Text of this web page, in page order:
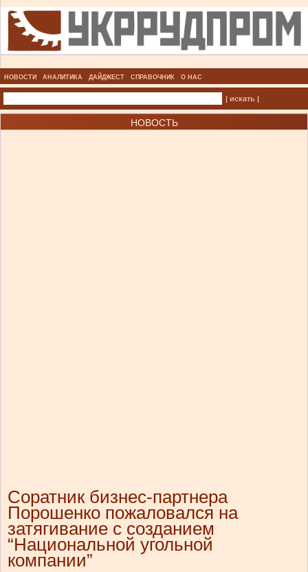
НОВОСТИ АНАЛИТИКА ДАЙДЖЕСТ СПРАВОЧНИК О НАС
| искать |
НОВОСТЬ
Соратник бизнес-партнера
Порошенко пожаловался на
затягивание с созданием
“Национальной угольной
компании”